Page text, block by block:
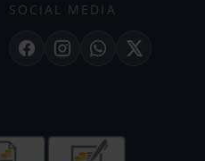
SOCIAL MEDIA
FacebookInstagramWhatsApp
X